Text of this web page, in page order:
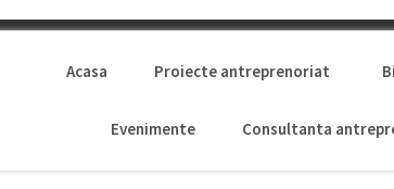
Acasa Proiecte antreprenoriat
Evenimente Consultanta